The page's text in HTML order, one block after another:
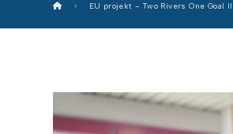
EU projekt - Two Rivers One Goal II